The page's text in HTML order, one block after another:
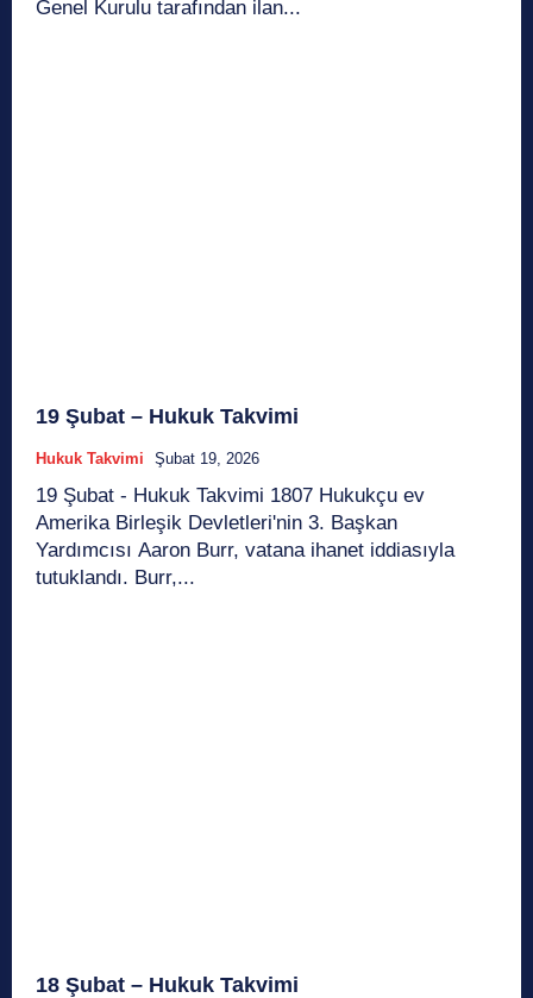
Genel Kurulu tarafından ilan...
19 Şubat – Hukuk Takvimi
Hukuk Takvimi Şubat 19, 2026
19 Şubat - Hukuk Takvimi 1807 Hukukçu ev
Amerika Birleşik Devletleri'nin 3. Başkan
Yardımcısı Aaron Burr, vatana ihanet iddiasıyla
tutuklandı. Burr,...
18 Şubat – Hukuk Takvimi